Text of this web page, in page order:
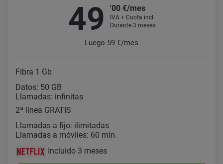
49 '00 €/mes
IVA + Cuota incl.
Durante 3 meses
Luego 59 €/mes
Fibra 1 Gb
Datos: 50 GB
Llamadas: infinitas
2ª línea GRATIS
Llamadas a fijo: ilimitadas
Llamadas a móviles: 60 min.
Incluido 3 meses